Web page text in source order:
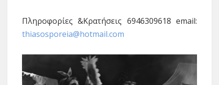
Πληροφορίες &Κρατήσεις 6946309618 email:
thiasosporeia@hotmail.com